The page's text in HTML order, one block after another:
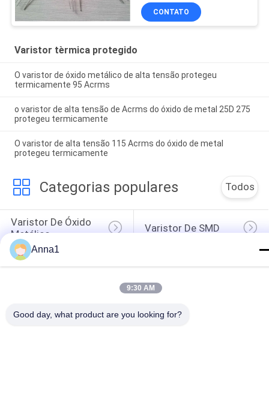
CONTATO
Varistor tèrmica protegido
O varistor de óxido metálico de alta tensão protegeu
termicamente 95 Acrms
o varistor de alta tensão de Acrms do óxido de metal 25D 275
protegeu termicamente
O varistor de alta tensão 115 Acrms do óxido de metal
protegeu termicamente
Categorias populares Todos
Varistor De Óxido
Metálico
Varistor De SMD
Varistor Tèrmica
Protegido
Líquida
Sensor De
NTC
Anna1
9:30 AM
Good day, what product are you looking for?